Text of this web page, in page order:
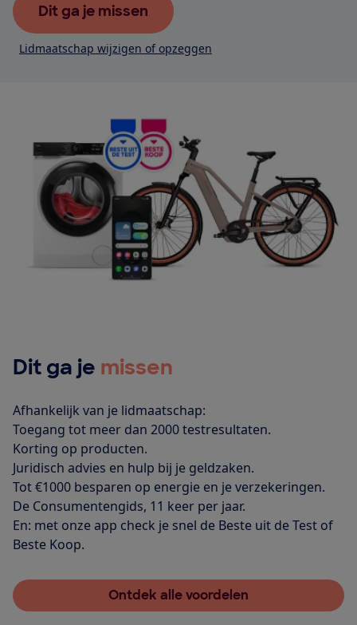
Dit ga je missen
Lidmaatschap wijzigen of opzeggen
Dit ga je missen
Afhankelijk van je lidmaatschap:
Toegang tot meer dan 2000 testresultaten.
Korting op producten.
Juridisch advies en hulp bij je geldzaken.
Tot €1000 besparen op energie en je verzekeringen.
De Consumentengids, 11 keer per jaar.
En: met onze app check je snel de Beste uit de Test of
Beste Koop.
Ontdek alle voordelen